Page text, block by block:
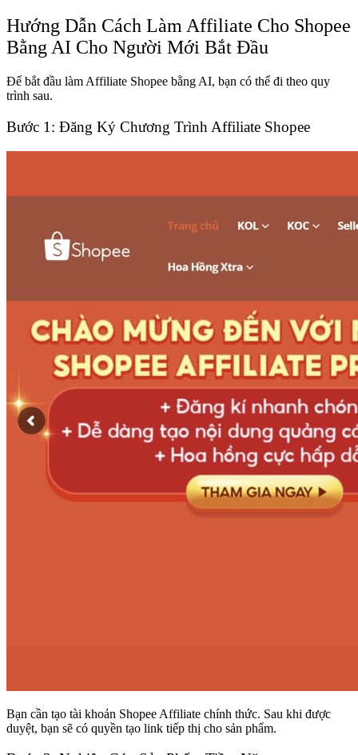
Hướng Dẫn Cách Làm Affiliate Cho Shopee
Bằng AI Cho Người Mới Bắt Đầu
Để bắt đầu làm Affiliate Shopee bằng AI, bạn có thể đi theo quy
trình sau.
Bước 1: Đăng Ký Chương Trình Affiliate Shopee
Bạn cần tạo tài khoản Shopee Affiliate chính thức. Sau khi được
duyệt, bạn sẽ có quyền tạo link tiếp thị cho sản phẩm.